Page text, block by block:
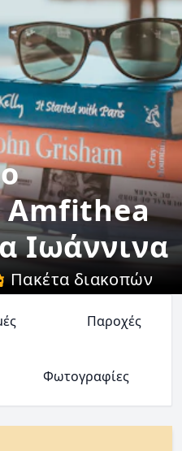
Amfithea
Ιωάννινα
Πακέτα διακοπών
Παροχές
Φωτογραφίες